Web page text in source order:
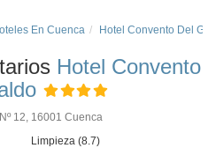
En Cuenca Hotel Convento Del
Hotel Convento
12, 16001 Cuenca
Limpieza (8.7)